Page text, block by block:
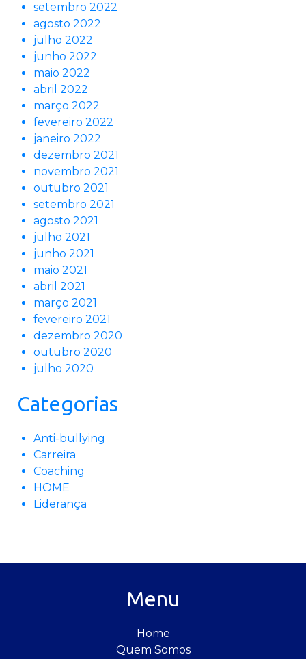
setembro 2022
agosto 2022
julho 2022
junho 2022
maio 2022
abril 2022
março 2022
fevereiro 2022
janeiro 2022
dezembro 2021
novembro 2021
outubro 2021
setembro 2021
agosto 2021
julho 2021
junho 2021
maio 2021
abril 2021
março 2021
fevereiro 2021
dezembro 2020
outubro 2020
julho 2020
Categorias
Anti-bullying
Carreira
Coaching
HOME
Liderança
Menu
Home
Quem Somos